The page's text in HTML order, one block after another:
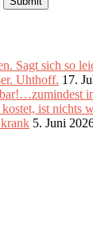
Sagt sich so
Uhthoff. 17.
ist nichts
5. Juni